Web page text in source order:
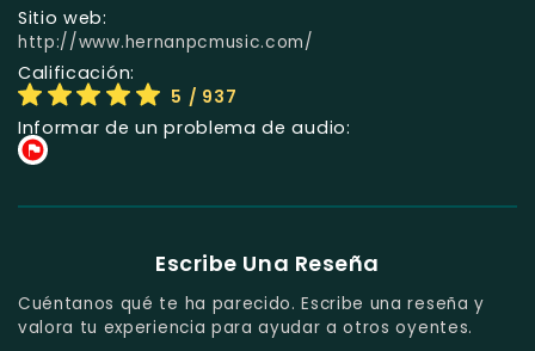
Sitio web:
http://www.hernanpcmusic.com/
Calificación:
5 / 937
Informar de un problema de audio:
Escribe Una Reseña
Cuéntanos qué te ha parecido. Escribe una reseña y
valora tu experiencia para ayudar a otros oyentes.